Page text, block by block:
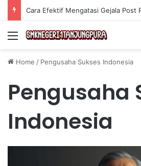
Menu
Home / Pengusaha Sukses Indonesia
Pengusaha
Indonesia